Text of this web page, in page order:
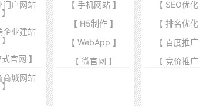
门户网站
】
企业建站
】
式官网 】
商城网站
】
【 手机网站 】
【 H5制作 】
【 WebApp 】
【 微官网 】
【 SEO优化
【 排名优化
【 百度推广
【 竞价推广